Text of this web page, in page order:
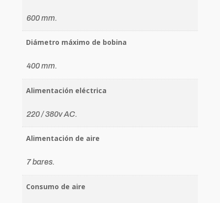
600 mm.
Diámetro máximo de bobina
400 mm.
Alimentación eléctrica
220 / 380v AC.
Alimentación de aire
7 bares.
Consumo de aire